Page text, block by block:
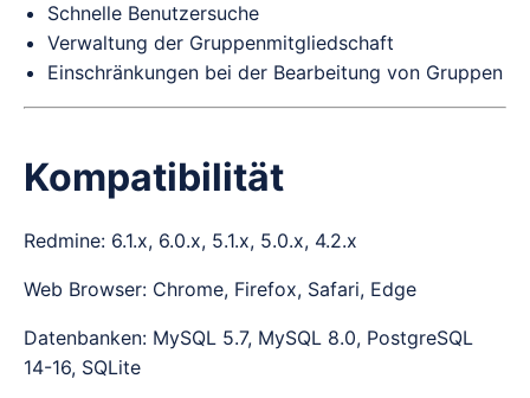
Schnelle Benutzersuche
Verwaltung der Gruppenmitgliedschaft
Einschränkungen bei der Bearbeitung von Gruppen
Kompatibilität
Redmine: 6.1.x, 6.0.x, 5.1.x, 5.0.x, 4.2.x
Web Browser: Chrome, Firefox, Safari, Edge
Datenbanken: MySQL 5.7, MySQL 8.0, PostgreSQL
14-16, SQLite